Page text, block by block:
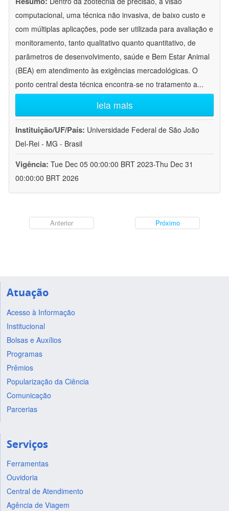
computacional, uma técnica não invasiva, de baixo custo e
com múltiplas aplicações, pode ser utilizada para avaliação e
monitoramento, tanto qualitativo quanto quantitativo, de
parâmetros de desenvolvimento, saúde e Bem Estar Animal
(BEA) em atendimento às exigências mercadológicas. O
ponto central desta técnica encontra-se no tratamento a...
leia mais
Instituição/UF/País: Universidade Federal de São João
Del-Rei - MG - Brasil
Vigência: Tue Dec 05 00:00:00 BRT 2023-Thu Dec 31
00:00:00 BRT 2026
Anterior Próximo
Atuação
Acesso à Informação
Institucional
Bolsas e Auxílios
Programas
Prêmios
Popularização da Ciência
Comunicação
Parcerias
Serviços
Ferramentas
Ouvidoria
Central de Atendimento
Agência de Viagem